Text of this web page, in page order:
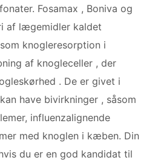
Fosamax , Boniva og
af lægemidler kaldet
knogleresorption i
af knogleceller , der
. De er givet i
have bivirkninger , såsom
influenzalignende
med knoglen i kæben. Din
du er en god kandidat til